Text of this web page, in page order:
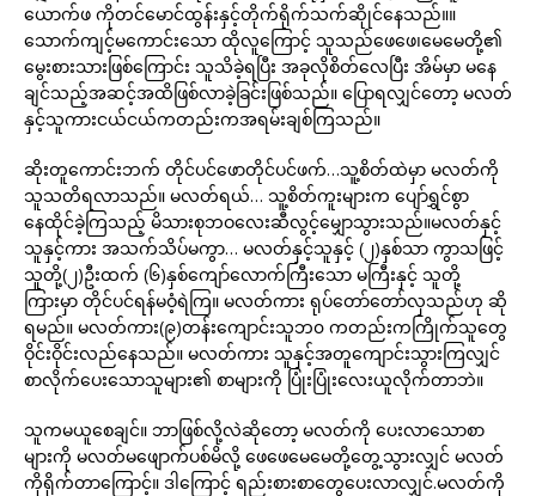
ယောက်ဖ ကိုတင်မောင်ထွန်းနှင့်တိုက်ရိုက်သက်ဆိုုင်နေသည်။။
သောက်ကျင့်မကောင်းသော ထိုလူကြောင့် သူသည်ဖေဖေ၊မေမေတို့၏
မွေးစားသားဖြစ်ကြောင်း သူသိခဲ့ရပြီး အခုလိုစိတ်လေပြီး အိမ်မှာ မနေ
ချင်သည့်အဆင့်အထိဖြစ်လာခဲ့ခြင်းဖြစ်သည်။ ပြောရလျှင်တော့ မလတ်
နှင့်သူကားငယ်ငယ်ကတည်းကအရမ်းချစ်ကြသည်။
ဆိုးတူကောင်းဘက် တိုင်ပင်ဖောတိုင်ပင်ဖက်…သူ့စိတ်ထဲမှာ မလတ်ကို
သူသတိရလာသည်။ မလတ်ရယ်… သူ့စိတ်ကူးများက ပျော်ရွှင်စွာ
နေထိုင်ခဲ့ကြသည့် မိသားစုဘဝလေးဆီလွင့်မျှောသွားသည်။မလတ်နှင့်
သူနှင့်ကား အသက်သိပ်မကွာ… မလတ်နှင့်သူနှင့် (၂)နှစ်သာ ကွာသဖြင့်
သူတို့(၂)ဦးထက် (၆)နှစ်ကျော်လောက်ကြီးသော မကြီးနှင့် သူတို့
ကြားမှာ တိုင်ပင်ရန်မဝံ့ရဲကြ။ မလတ်ကား ရုပ်တော်တော်လှသည်ဟု ဆို
ရမည်။ မလတ်ကား(၉)တန်းကျောင်းသူဘ၀ ကတည်းကကြိုက်သူတွေ
ဝိုင်းဝိုင်းလည်နေသည်။ မလတ်ကား သူနှင့်အတူကျောင်းသွားကြလျှင်
စာလိုက်ပေးသောသူများ၏ စာများကို ပြုံးပြုံးလေးယူလိုက်တာဘဲ။
သူကမယူစေချင်။ ဘာဖြစ်လို့လဲဆိုတော့ မလတ်ကို ပေးလာသောစာ
များကို မလတ်မဖျောက်ပစ်မိလို့ ဖေဖေမေမေတို့တွေ့သွားလျှင် မလတ်
ကိုရိုက်တာကြောင့်။ ဒါကြောင့် ရည်းစားစာတွေပေးလာလျှင်.မလတ်ကို